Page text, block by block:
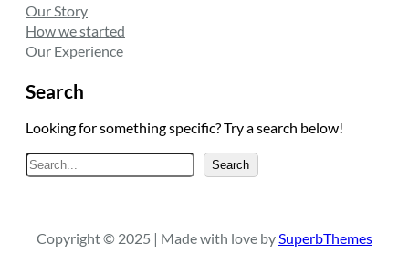
Our Story
How we started
Our Experience
Search
Looking for something specific? Try a search below!
A
r
Search
Copyright © 2025 | Made with love bySuperbThemes